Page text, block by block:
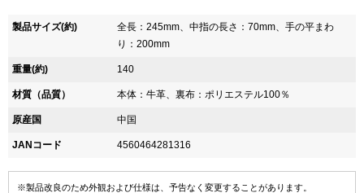
製品サイズ(約)
全長：245mm、中指の長さ：70mm、手の平まわ
り：200mm
重量(約) 140
材質（品質） 本体：牛革、裏布：ポリエステル100％
原産国 中国
JANコード 4560464281316
※製品改良のため外観および仕様は、予告なく変更することがあります。